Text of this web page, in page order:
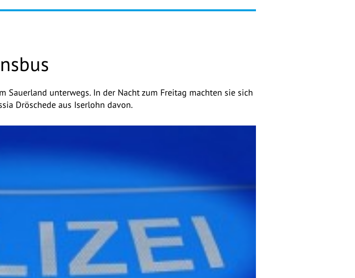
unterwegs. In der Nacht zum Freitag machten sie sich
Dröschede aus Iserlohn davon.